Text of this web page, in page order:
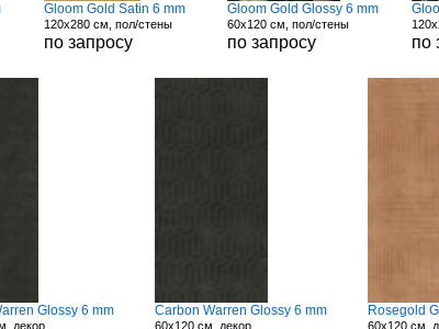
Gloom Gold Satin 6 mm
120x280 см, пол/стены
по запросу
Gloom Gold Glossy 6 mm
60x120 см, пол/стены
по запросу по
Glossy 6 mm
декор
Carbon Warren Glossy 6 mm
60x120 см, декор
Rosegold
60x120 см,